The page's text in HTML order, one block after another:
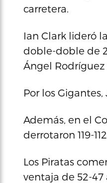
carretera.
Ian Clark lideró
doble-doble de
Ángel Rodríguez
Por los
Además, en el
derrotaron 119-
Los Piratas
ventaja de 52-47